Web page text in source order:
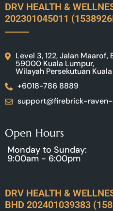
DRV HEALTH &
202301045011
Level 3, 122, Jalan Maarof,
59000 Kuala Lumpur,
Wilayah Persekutuan
+6018-786 8889
support@firebrick-
Open Hours
Monday to Sunday:
9:00am - 6:00pm
DRV HEALTH &
BHD 202401039383